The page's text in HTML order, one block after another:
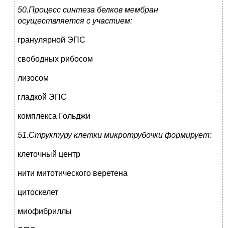
50.Процесс синтеза белков мембран
осуществляется с участием:
гранулярной ЭПС
свободных рибосом
лизосом
гладкой ЭПС
комплекса Гольджи
51.Структуру клетки микротрубочки формирует:
клеточный центр
нити митотического веретена
цитоскелет
миофибриллы